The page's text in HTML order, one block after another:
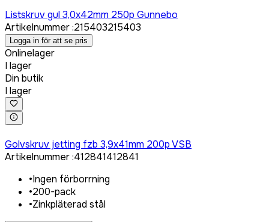
Listskruv gul 3,0x42mm 250p Gunnebo
Artikelnummer:215403215403
Logga in för att se pris
Onlinelager
I lager
Din butik
I lager
Golvskruv jetting fzb 3,9x41mm 200p VSB
Artikelnummer:412841412841
•Ingen förborrning
•200-pack
•Zinkpläterad stål